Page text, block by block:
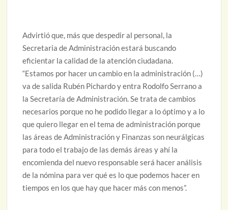
Advirtió que, más que despedir al personal, la
Secretaria de Administración estará buscando
eficientar la calidad de la atención ciudadana.
“Estamos por hacer un cambio en la administración (…)
va de salida Rubén Pichardo y entra Rodolfo Serrano a
la Secretaría de Administración. Se trata de cambios
necesarios porque no he podido llegar a lo óptimo y a lo
que quiero llegar en el tema de administración porque
las áreas de Administración y Finanzas son neurálgicas
para todo el trabajo de las demás áreas y ahí la
encomienda del nuevo responsable será hacer análisis
de la nómina para ver qué es lo que podemos hacer en
tiempos en los que hay que hacer más con menos”.